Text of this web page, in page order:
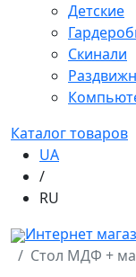
Детские
Скинали
Каталог товаров
UA
/
RU
Интернет
Стол МДФ +